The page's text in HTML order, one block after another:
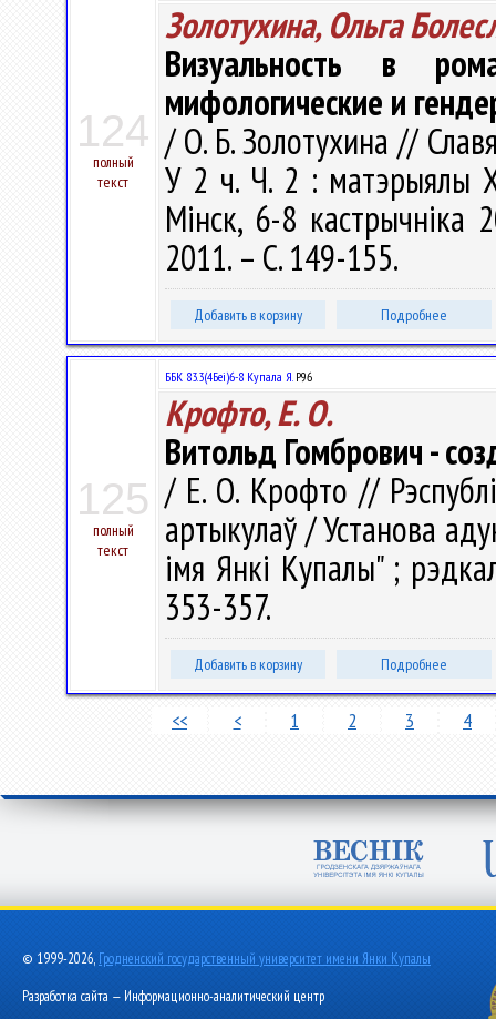
124
полный
текст
Золотухина, Ольга
Визуальность в
мифологические и
/ О. Б. Золотухина //
У 2 ч. Ч. 2 : матэрыялы
Мiнск, 6-8 кастрычнiка
2011. – С. 149-155.
Добавить в корзину Подробнее
125
полный
текст
ББК 83.3(4Беі)6-8 Купала Я.Р96
Крофто, Е. О.
Витольд Гомбрович -
/ Е. О. Крофто //
артыкулаў / Установа
імя Янкі Купалы" ;
353-357.
Добавить в корзину Подробнее
<< < 1 2 3 4
© 1999-2026, Гродненский государственный университет имени Янки Купалы
Разработка сайта — Информационно-аналитический центр